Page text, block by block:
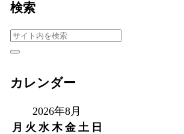
検索
カレンダー
2026年8月
月 火 水 木 金 土 日